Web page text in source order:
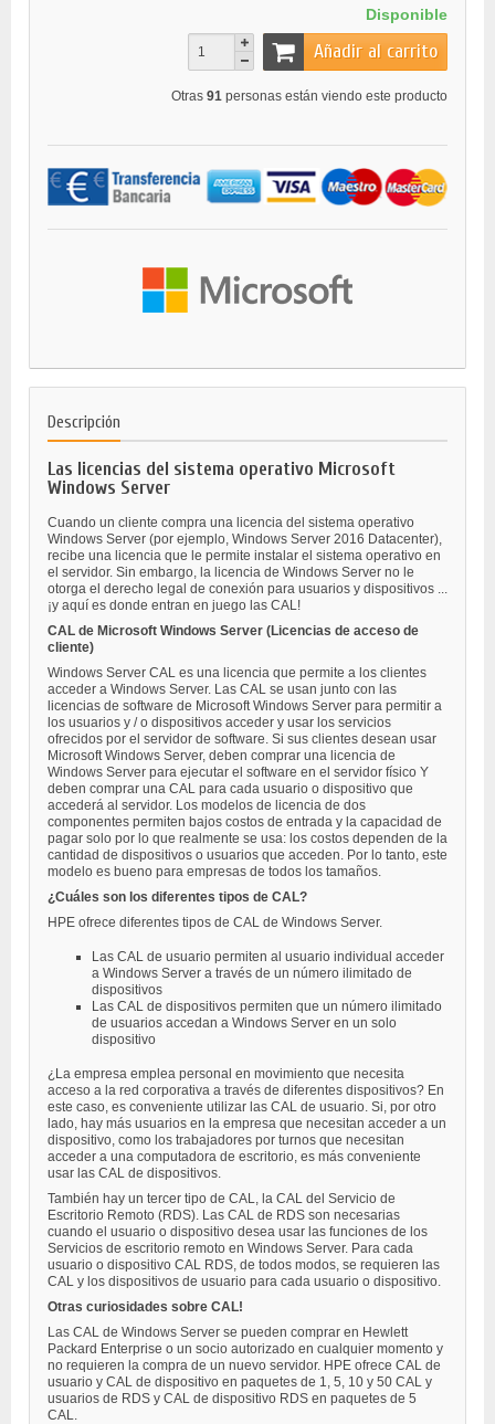
Disponible
Añadir al carrito
Otras 91 personas están viendo este producto
Descripción
Las licencias del sistema operativo Microsoft
Windows Server
Cuando un cliente compra una licencia del sistema operativo
Windows Server (por ejemplo, Windows Server 2016 Datacenter),
recibe una licencia que le permite instalar el sistema operativo en
el servidor. Sin embargo, la licencia de Windows Server no le
otorga el derecho legal de conexión para usuarios y dispositivos ...
¡y aquí es donde entran en juego las CAL!
CAL de Microsoft Windows Server (Licencias de acceso de
cliente)
Windows Server CAL es una licencia que permite a los clientes
acceder a Windows Server. Las CAL se usan junto con las
licencias de software de Microsoft Windows Server para permitir a
los usuarios y / o dispositivos acceder y usar los servicios
ofrecidos por el servidor de software. Si sus clientes desean usar
Microsoft Windows Server, deben comprar una licencia de
Windows Server para ejecutar el software en el servidor físico Y
deben comprar una CAL para cada usuario o dispositivo que
accederá al servidor. Los modelos de licencia de dos
componentes permiten bajos costos de entrada y la capacidad de
pagar solo por lo que realmente se usa: los costos dependen de la
cantidad de dispositivos o usuarios que acceden. Por lo tanto, este
modelo es bueno para empresas de todos los tamaños.
¿Cuáles son los diferentes tipos de CAL?
HPE ofrece diferentes tipos de CAL de Windows Server.
Las CAL de usuario permiten al usuario individual acceder
a Windows Server a través de un número ilimitado de
dispositivos
Las CAL de dispositivos permiten que un número ilimitado
de usuarios accedan a Windows Server en un solo
dispositivo
¿La empresa emplea personal en movimiento que necesita
acceso a la red corporativa a través de diferentes dispositivos? En
este caso, es conveniente utilizar las CAL de usuario. Si, por otro
lado, hay más usuarios en la empresa que necesitan acceder a un
dispositivo, como los trabajadores por turnos que necesitan
acceder a una computadora de escritorio, es más conveniente
usar las CAL de dispositivos.
También hay un tercer tipo de CAL, la CAL del Servicio de
Escritorio Remoto (RDS). Las CAL de RDS son necesarias
cuando el usuario o dispositivo desea usar las funciones de los
Servicios de escritorio remoto en Windows Server. Para cada
usuario o dispositivo CAL RDS, de todos modos, se requieren las
CAL y los dispositivos de usuario para cada usuario o dispositivo.
Otras curiosidades sobre CAL!
Las CAL de Windows Server se pueden comprar en Hewlett
Packard Enterprise o un socio autorizado en cualquier momento y
no requieren la compra de un nuevo servidor. HPE ofrece CAL de
usuario y CAL de dispositivo en paquetes de 1, 5, 10 y 50 CAL y
usuarios de RDS y CAL de dispositivo RDS en paquetes de 5
CAL.